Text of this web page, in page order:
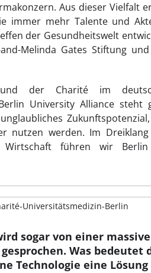
Aus dieser Vielfalt
immer mehr Talente und
der Gesundheitswelt
Melinda Gates Stiftung
der Charité im
University Alliance steht
nutzen werden. Im Dreiklang
Wirtschaft führen wir
Universitätsmedizin-Berlin
sogar von einer
Was bedeutet
Technologie eine Lösung